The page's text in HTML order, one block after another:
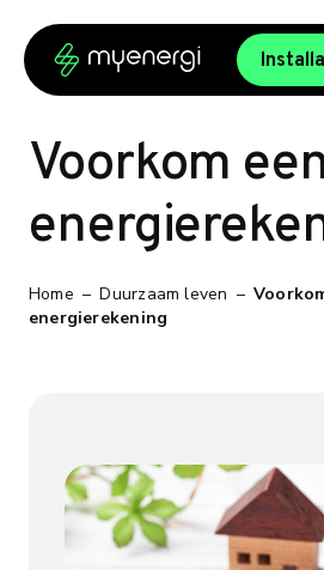
Voorkom
Home – Duurzaam leven –
energierekening